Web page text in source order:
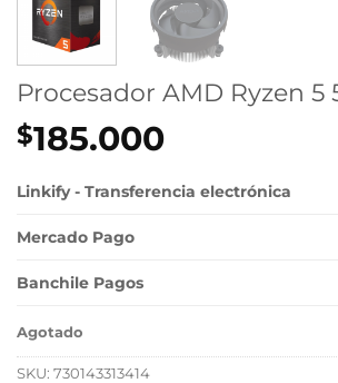
Procesador AMD Ryzen 5
$185.000
Linkify - Transferencia electrónica
Mercado Pago
Banchile Pagos
Agotado
SKU: 730143313414